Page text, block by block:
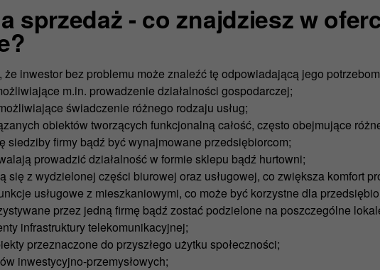
sprzedaż - co znajdziesz w
inwestor bez problemu może znaleźć tę odpowiadającą jego
m.in. prowadzenie działalności gospodarczej;
świadczenie różnego rodzaju usług;
obiektów tworzących funkcjonalną całość, często obejmujące
siedziby firmy bądź być wynajmowane przedsiębiorcom;
prowadzić działalność w formie sklepu bądź hurtowni;
się z wydzielonej części biurowej oraz usługowej, co zwiększa komfort
usługowe z mieszkaniowymi, co może być korzystne dla
przez jedną firmę bądź zostać podzielone na poszczególne
infrastruktury telekomunikacyjnej;
przeznaczone do przyszłego użytku społeczności;
inwestycyjno-przemysłowych;